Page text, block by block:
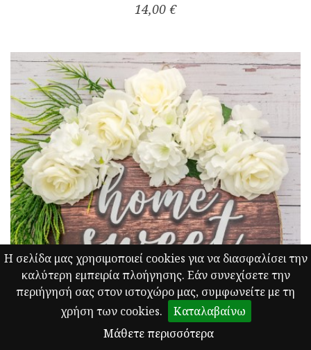
Η σελίδα μας χρησιμοποιεί cookies για να διασφαλίσει την
καλύτερη εμπειρία πλοήγησης. Εάν συνεχίσετε την
περιήγησή σας στον ιστοχώρο μας, συμφωνείτε με τη
χρήση των cookies.
Καταλαβαίνω
Μάθετε περισσότερα
14,00 €